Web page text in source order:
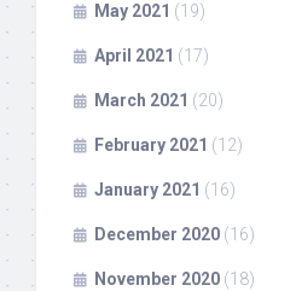
May 2021 (19)
April 2021 (17)
March 2021 (20)
February 2021 (12)
January 2021 (16)
December 2020 (16)
November 2020 (18)